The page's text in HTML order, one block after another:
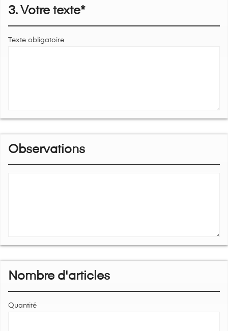
3. Votre texte*
Texte obligatoire
Observations
Nombre d'articles
Quantité